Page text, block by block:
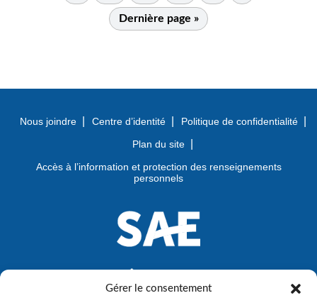
Gérer le consentement
Dernière page »
Nous joindre Centre d’identité
Politique de confidentialité
Plan du site
Accès à l’information et protection des renseignements
personnels